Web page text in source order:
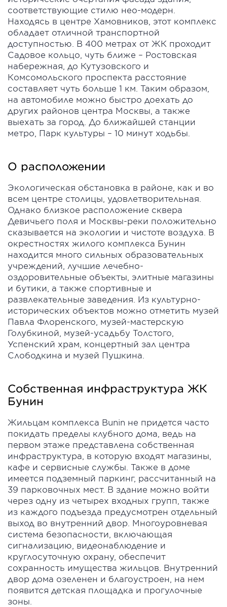
соответствующие стилю нео-модерн.
Находясь в центре Хамовников, этот комплекс
обладает отличной транспортной
доступностью. В 400 метрах от ЖК проходит
Садовое кольцо, чуть ближе – Ростовская
набережная, до Кутузовского и
Комсомольского проспекта расстояние
составляет чуть больше 1 км. Таким образом,
на автомобиле можно быстро доехать до
других районов центра Москвы, а также
выехать за город. До ближайшей станции
метро, Парк культуры – 10 минут ходьбы.
О расположении
Экологическая обстановка в районе, как и во
всем центре столицы, удовлетворительная.
Однако близкое расположение сквера
Девичьего поля и Москвы-реки положительно
сказывается на экологии и чистоте воздуха. В
окрестностях жилого комплекса Бунин
находится много сильных образовательных
учреждений, лучшие лечебно-
оздоровительные объекты, элитные магазины
и бутики, а также спортивные и
развлекательные заведения. Из культурно-
исторических объектов можно отметить музей
Павла Флоренского, музей-мастерскую
Голубкиной, музей-усадьбу Толстого,
Успенский храм, концертный зал центра
Слободкина и музей Пушкина.
Собственная инфраструктура ЖК
Бунин
Жильцам комплекса Bunin не придется часто
покидать пределы клубного дома, ведь на
первом этаже представлена собственная
инфраструктура, в которую входят магазины,
кафе и сервисные службы. Также в доме
имеется подземный паркинг, рассчитанный на
39 парковочных мест. В здание можно войти
через одну из четырех входных групп, также
из каждого подъезда предусмотрен отдельный
выход во внутренний двор. Многоуровневая
система безопасности, включающая
сигнализацию, видеонаблюдение и
круглосуточную охрану, обеспечит
сохранность имущества жильцов. Внутренний
двор дома озеленен и благоустроен, на нем
появится детская площадка и прогулочные
зоны.